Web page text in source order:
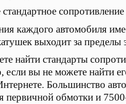
каждого автомобиля
выходит за
найти стандарты
если вы не можете найти
Большинство
первичной обмотки и